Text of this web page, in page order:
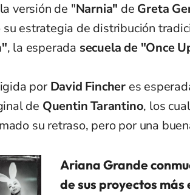
versión de "Narnia" de Greta
estrategia de distribución
, la esperada secuela de "Once
por David Fincher es
de Quentin Tarantino, los
su retraso, pero por una
Ariana Grande
de sus proyectos